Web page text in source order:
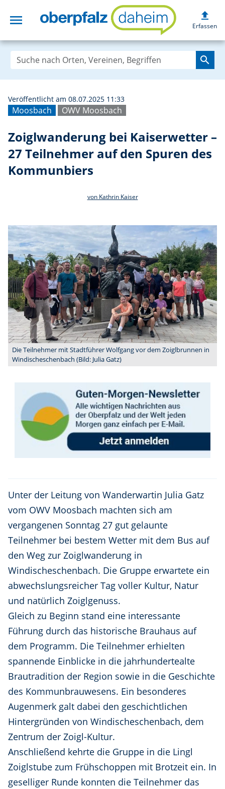
menu upload
Erfassen
search
Moosbach OWV Moosbach
Veröffentlicht am 08.07.2025 11:33
Zoiglwanderung bei Kaiserwetter –
27 Teilnehmer auf den Spuren des
Kommunbiers
von Kathrin Kaiser
Die Teilnehmer mit Stadtführer Wolfgang vor dem Zoiglbrunnen in
Windischeschenbach (Bild: Julia Gatz)
Unter der Leitung von Wanderwartin Julia Gatz
vom OWV Moosbach machten sich am
vergangenen Sonntag 27 gut gelaunte
Teilnehmer bei bestem Wetter mit dem Bus auf
den Weg zur Zoiglwanderung in
Windischeschenbach. Die Gruppe erwartete ein
abwechslungsreicher Tag voller Kultur, Natur
und natürlich Zoiglgenuss.
Gleich zu Beginn stand eine interessante
Führung durch das historische Brauhaus auf
dem Programm. Die Teilnehmer erhielten
spannende Einblicke in die jahrhundertealte
Brautradition der Region sowie in die Geschichte
des Kommunbrauwesens. Ein besonderes
Augenmerk galt dabei den geschichtlichen
Hintergründen von Windischeschenbach, dem
Zentrum der Zoigl-Kultur.
Anschließend kehrte die Gruppe in die Lingl
Zoiglstube zum Frühschoppen mit Brotzeit ein. In
geselliger Runde konnten die Teilnehmer das